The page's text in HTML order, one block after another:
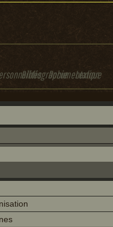
BibliographieDocumentation
Lexique